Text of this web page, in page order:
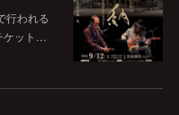
行われる
ケット…